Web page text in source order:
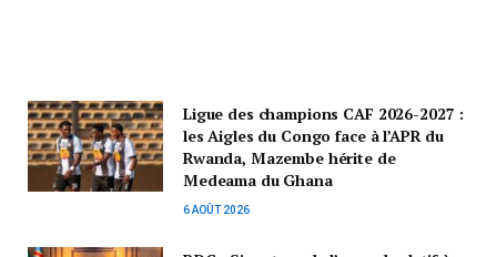
Ligue des champions CAF 2026-2027 :
les Aigles du Congo face à l’APR du
Rwanda, Mazembe hérite de
Medeama du Ghana
6 AOÛT 2026